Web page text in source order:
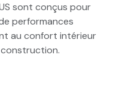
sont conçus pour
performances
au confort intérieur